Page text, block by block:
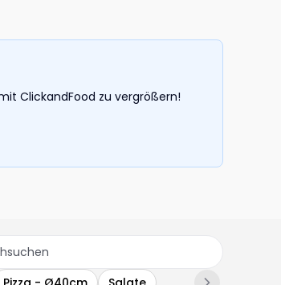
ClickandFood zu vergrößern!